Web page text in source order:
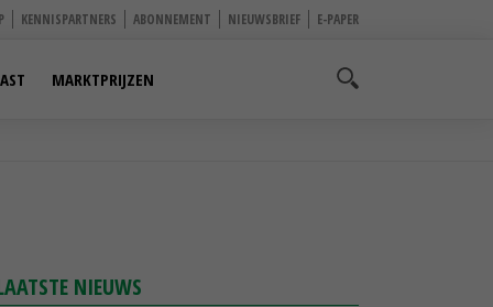
KENNISPARTNERS ABONNEMENT NIEUWSBRIEF E-PAPER
MARKTPRIJZEN
NIEUWS